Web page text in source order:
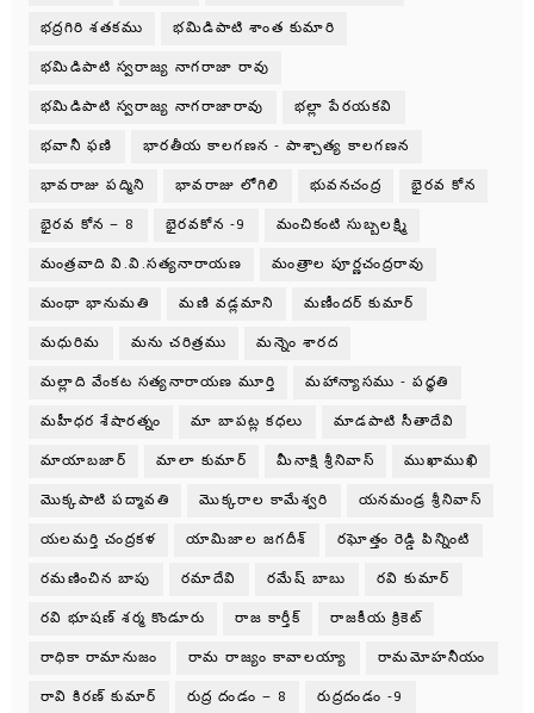
భద్రగిరి శతకము భమిడిపాటి శాంత కుమారి
భమిడిపాటి స్వరాజ్య నాగరాజా రావు
భమిడిపాటి స్వరాజ్య నాగరాజారావు భల్లా పేరయకవి
భవానీ ఫణి భారతీయ కాలగణన - పాశ్చాత్య కాలగణన
భావరాజు పద్మిని భావరాజు లోగిలి భువనచంద్ర భైరవ కోన
భైరవ కోన – 8 భైరవకోన -9 మంచికంటి సుబ్బలక్ష్మి
మంత్రవాది వి.వి.సత్యనారాయణ మంత్రాల పూర్ణచంద్రరావు
మంథా భానుమతి మణి వడ్లమాని మణీందర్ కుమార్
మధురిమ మను చరిత్రము మన్నెం శారద
మల్లాది వేంకట సత్యనారాయణ మూర్తి మహాన్యాసము - పధ్ధతి
మహీధర శేషారత్నం మా బాపట్ల కధలు మాడపాటి సీతాదేవి
మాయాబజార్ మాలా కుమార్ మీనాక్షి శ్రీనివాస్ ముఖాముఖి
మొక్కపాటి పద్మావతి మొక్కరాల కామేశ్వరి యనమండ్ర శ్రీనివాస్
యలమర్తి చంద్రకళ యామిజాల జగదీశ్ రఘోత్తం రెడ్డి పిన్నింటి
రమణించిన బాపు రమాదేవి రమేష్ బాబు రవి కుమార్
రవి భూషణ్ శర్మ కొండూరు రాజ కార్తీక్ రాజకీయ క్రికెట్
రాధికా రామానుజం రామ రాజ్యం కావాలయ్యా రామమోహనీయం
రావి కిరణ్ కుమార్ రుద్ర దండం – 8 రుద్రదండం -9